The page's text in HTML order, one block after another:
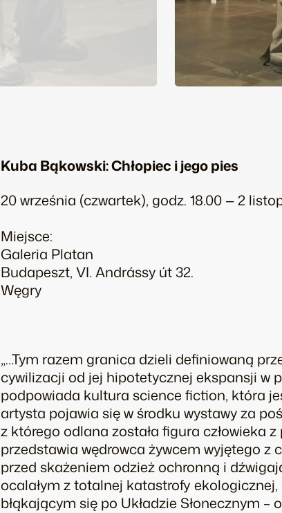
Kuba Bąkowski: Chłopiec i jego pies
20 września (czwartek), godz. 18.00 — 2
Miejsce:
Galeria Platan
Budapeszt, VI. Andrássy út 32.
Węgry
„…Tym razem granica dzieli definiowaną
cywilizacji od jej hipotetycznej ekspansji w
podpowiada kultura science fiction, która
artysta pojawia się w środku wystawy za
z którego odlana została figura człowieka
przedstawia wędrowca żywcem wyjętego
przed skażeniem odzież ochronną i
ocalałym z totalnej katastrofy
błąkającym się po Układzie Słonecznym –